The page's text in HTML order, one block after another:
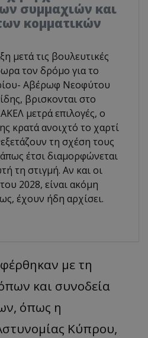
συμμαχιών και
κομματικών
μετά τις βουλευτικές
τον δρόμο για το
Αβέρωφ Νεοφύτου
βρισκονται στο
μετρά επιλογές, ο
κρατά ανοιχτό το χαρτί
τη σχέση τους
έτσι διαμορφώνεται
τη στιγμή. Αν και οι
2028, είναι ακόμη
έχουν ήδη αρχίσει.
με τη
και συνοδεία
όπως η
Κύπρου,